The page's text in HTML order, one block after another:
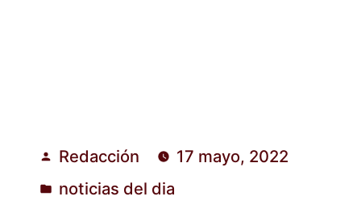
Publicado
por
Redacción 17 mayo, 2022
Publicado
noticias del dia